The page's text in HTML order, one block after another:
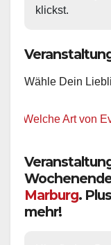
klickst.
Wähle Dein
Art von Event
Marburg. Plus
mehr!